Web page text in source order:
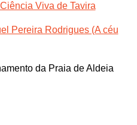
Viva de Tavira
Pereira Rodrigues (A céu
da Praia de Aldeia